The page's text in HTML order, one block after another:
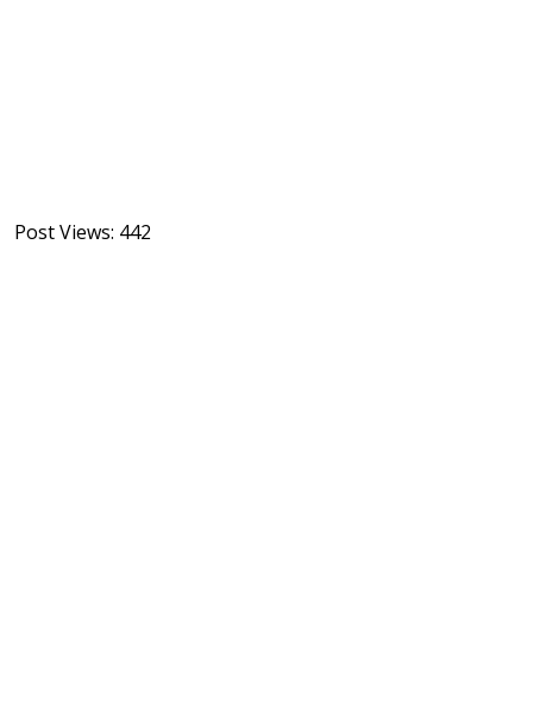
Post Views: 442